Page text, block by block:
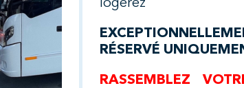
logerez
RÉSERVÉ
RASSEMBLEZ